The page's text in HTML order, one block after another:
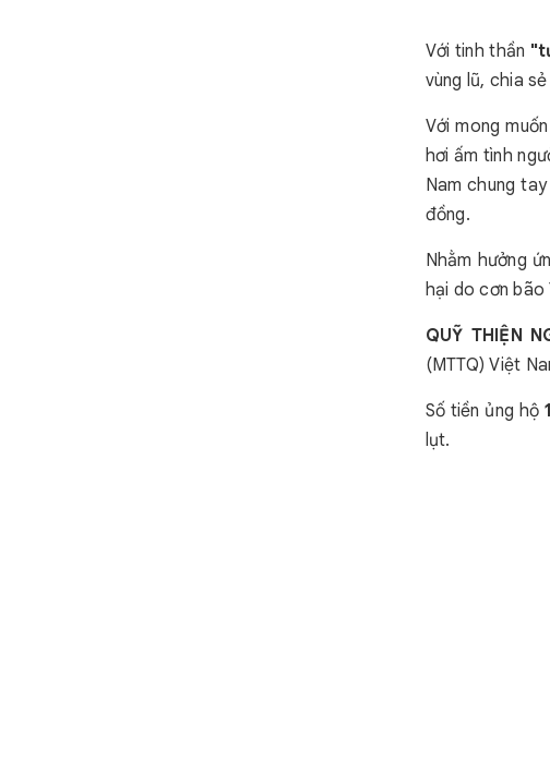
Với tinh thần
vùng lũ, chia
Với mong
hơi ấm tình
Nam chung
đồng.
Nhằm hưởng
hại do cơn bão
QUỸ THIỆN
(MTTQ) Việt
Số tiền ủng hộ
lụt.